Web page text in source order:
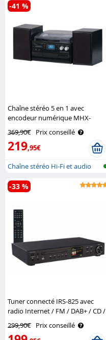
Chaîne stéréo 5 en 1 avec
encodeur numérique MHX-
369,90€ Prix conseillé
219,95€
-41 %
Chaîne stéréo Hi-Fi et audio
pour n..
Tuner connecté IRS-825 avec
radio Internet / FM / DAB+ / CD /
fonction bluetooth - coloris noir
VR-Radio
299,90€ Prix conseillé
-33 %